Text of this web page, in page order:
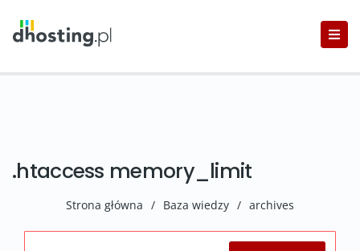
.htaccess memory_limit
Strona główna / Baza wiedzy / archives